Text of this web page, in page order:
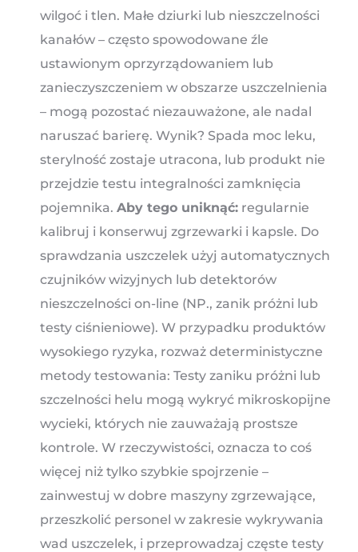
wilgoć i tlen. Małe dziurki lub nieszczelności
kanałów – często spowodowane źle
ustawionym oprzyrządowaniem lub
zanieczyszczeniem w obszarze uszczelnienia
– mogą pozostać niezauważone, ale nadal
naruszać barierę. Wynik? Spada moc leku,
sterylność zostaje utracona, lub produkt nie
przejdzie testu integralności zamknięcia
pojemnika. Aby tego uniknąć: regularnie
kalibruj i konserwuj zgrzewarki i kapsle. Do
sprawdzania uszczelek użyj automatycznych
czujników wizyjnych lub detektorów
nieszczelności on-line (NP., zanik próżni lub
testy ciśnieniowe). W przypadku produktów
wysokiego ryzyka, rozważ deterministyczne
metody testowania: Testy zaniku próżni lub
szczelności helu mogą wykryć mikroskopijne
wycieki, których nie zauważają prostsze
kontrole. W rzeczywistości, oznacza to coś
więcej niż tylko szybkie spojrzenie –
zainwestuj w dobre maszyny zgrzewające,
przeszkolić personel w zakresie wykrywania
wad uszczelek, i przeprowadzaj częste testy